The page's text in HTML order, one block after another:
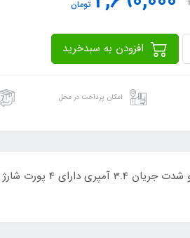
تومان
امکان پرداخت در محل